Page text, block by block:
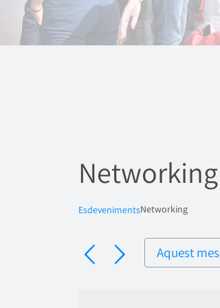
Networking
EsdevenimentsNetworking
Aquest mes